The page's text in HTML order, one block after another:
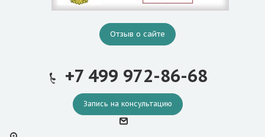
Отзыв о сайте
+7 499 972-86-68
Запись на консультацию